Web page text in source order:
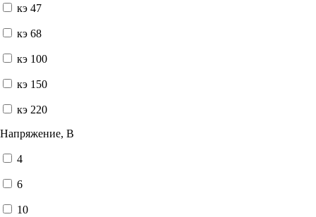
кэ 47
кэ 68
кэ 100
кэ 150
кэ 220
Напряжение, В
4
6
10